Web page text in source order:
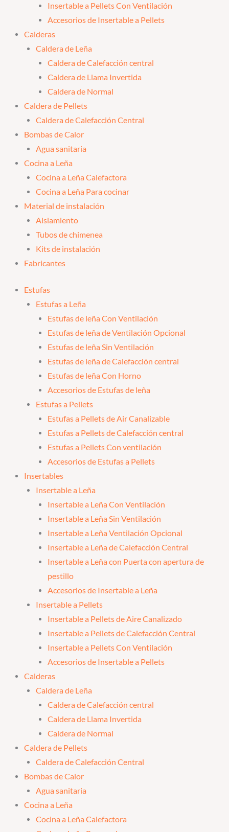
Insertable a Pellets Con Ventilación
Accesorios de Insertable a Pellets
Calderas
Caldera de Leña
Caldera de Calefacción central
Caldera de Llama Invertida
Caldera de Normal
Caldera de Pellets
Caldera de Calefacción Central
Bombas de Calor
Agua sanitaria
Cocina a Leña
Cocina a Leña Calefactora
Cocina a Leña Para cocinar
Material de instalación
Aislamiento
Tubos de chimenea
Kits de instalación
Fabricantes
Estufas
Estufas a Leña
Estufas de leña Con Ventilación
Estufas de leña de Ventilación Opcional
Estufas de leña Sin Ventilación
Estufas de leña de Calefacción central
Estufas de leña Con Horno
Accesorios de Estufas de leña
Estufas a Pellets
Estufas a Pellets de Air Canalizable
Estufas a Pellets de Calefacción central
Estufas a Pellets Con ventilación
Accesorios de Estufas a Pellets
Insertables
Insertable a Leña
Insertable a Leña Con Ventilación
Insertable a Leña Sin Ventilación
Insertable a Leña Ventilación Opcional
Insertable a Leña de Calefacción Central
Insertable a Leña con Puerta con apertura de
pestillo
Accesorios de Insertable a Leña
Insertable a Pellets
Insertable a Pellets de Aire Canalizado
Insertable a Pellets de Calefacción Central
Insertable a Pellets Con Ventilación
Accesorios de Insertable a Pellets
Calderas
Caldera de Leña
Caldera de Calefacción central
Caldera de Llama Invertida
Caldera de Normal
Caldera de Pellets
Caldera de Calefacción Central
Bombas de Calor
Agua sanitaria
Cocina a Leña
Cocina a Leña Calefactora